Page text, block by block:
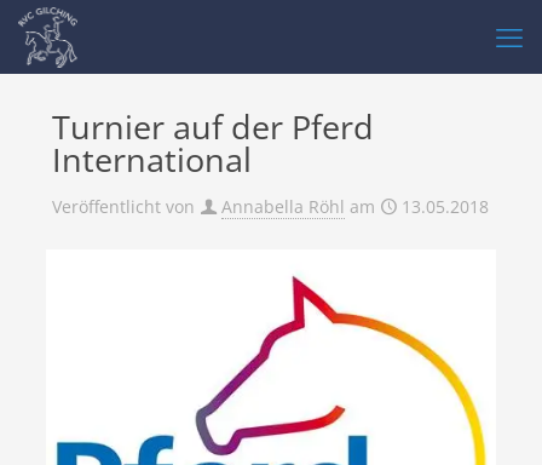
Turnier auf der Pferd
International
Veröffentlicht von Annabella Röhl am 13.05.2018